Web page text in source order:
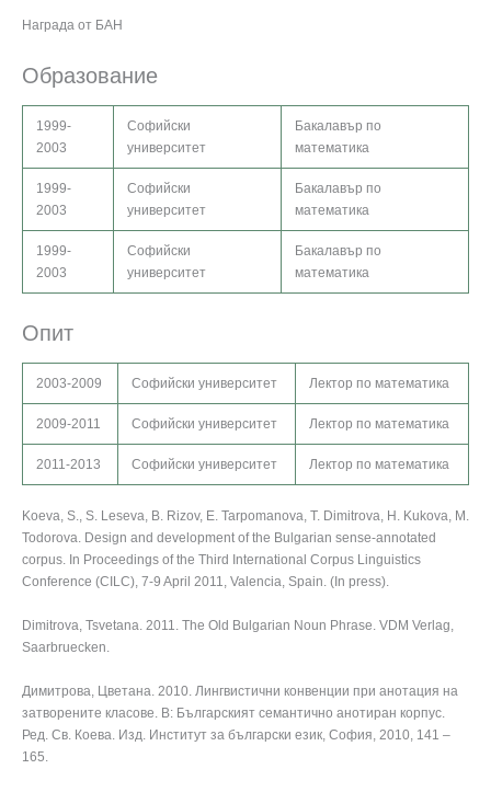
Награда от БАН
Образование
1999-
2003
Софийски
университет
Бакалавър по
математика
1999-
2003
Софийски
университет
Бакалавър по
математика
1999-
2003
Софийски
университет
Бакалавър по
математика
Опит
2003-2009 Софийски университет Лектор по математика
2009-2011 Софийски университет Лектор по математика
2011-2013 Софийски университет Лектор по математика
Koeva, S., S. Leseva, B. Rizov, E. Tarpomanova, T. Dimitrova, H. Kukova, M.
Todorova. Design and development of the Bulgarian sense-annotated
corpus. In Proceedings of the Third International Corpus Linguistics
Conference (CILC), 7-9 April 2011, Valencia, Spain. (In press).
Dimitrova, Tsvetana. 2011. The Old Bulgarian Noun Phrase. VDM Verlag,
Saarbruecken.
Димитрова, Цветана. 2010. Лингвистични конвенции при анотация на
затворените класове. В: Българският семантично анотиран корпус.
Ред. Св. Коева. Изд. Институт за български език, София, 2010, 141 –
165.